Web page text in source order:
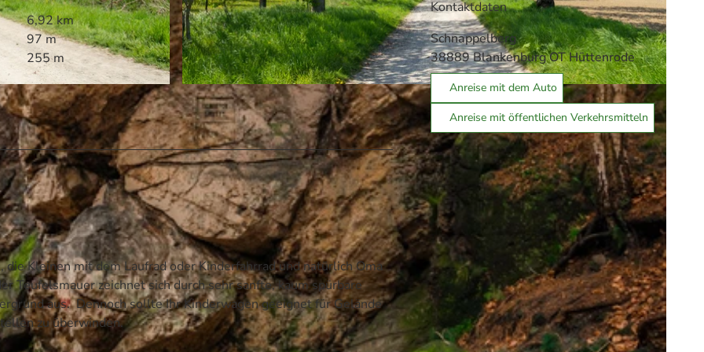
© Touristinformation Blankenburg, Harz: Magische Gebirgswelt
6,92 km
97 m
255 m
Kleinen mit dem Laufrad oder Kinderfahrrad und natürlich Oma
Teufelsmauer zeichnet sich durch sehr sanfte, kaum spürbare
aus. Dennoch sollte Ihr Kinderwagen geeignet für Gelände
zu überwinden.
Kontaktdaten
Schnappelberg
38889Blankenburg OT Hüttenrode
Anreise mit dem Auto
Anreise mit öffentlichen Verkehrsmitteln